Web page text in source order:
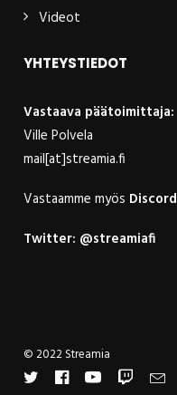
Videot
YHTEYSTIEDOT
Vastaava päätoimittaja:
Ville Polvela
mail[at]streamia.fi
Vastaamme myös Discord
Twitter: @streamiafi
© 2022 Streamia